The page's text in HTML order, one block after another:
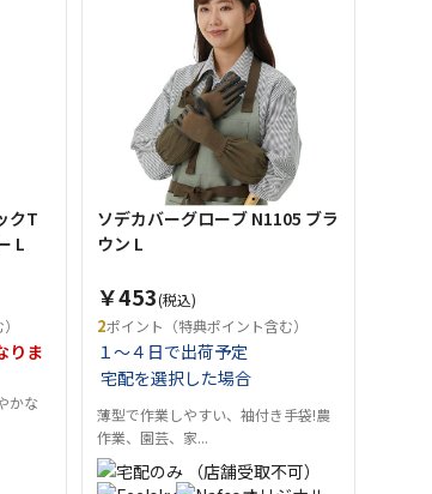
クT
L
りま
かな
ソデカバーグローブ N1105 ブラ
ウン L
￥453(税込)
2ポイント（特典ポイント含む）
１～４日で出荷予定
宅配を選択した場合
薄型で作業しやすい、袖付き手袋!農
作業、園芸、家...